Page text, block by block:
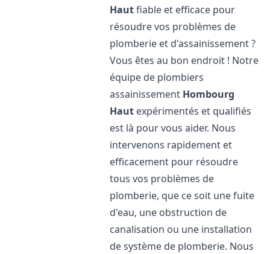
Hautfiable et efficace pour
résoudre vos problèmes de
plomberie et d'assainissement ?
Vous êtes au bon endroit ! Notre
équipe de plombiers
assainissement Hombourg
Haut expérimentés et qualifiés
est là pour vous aider. Nous
intervenons rapidement et
efficacement pour résoudre
tous vos problèmes de
plomberie, que ce soit une fuite
d'eau, une obstruction de
canalisation ou une installation
de système de plomberie. Nous